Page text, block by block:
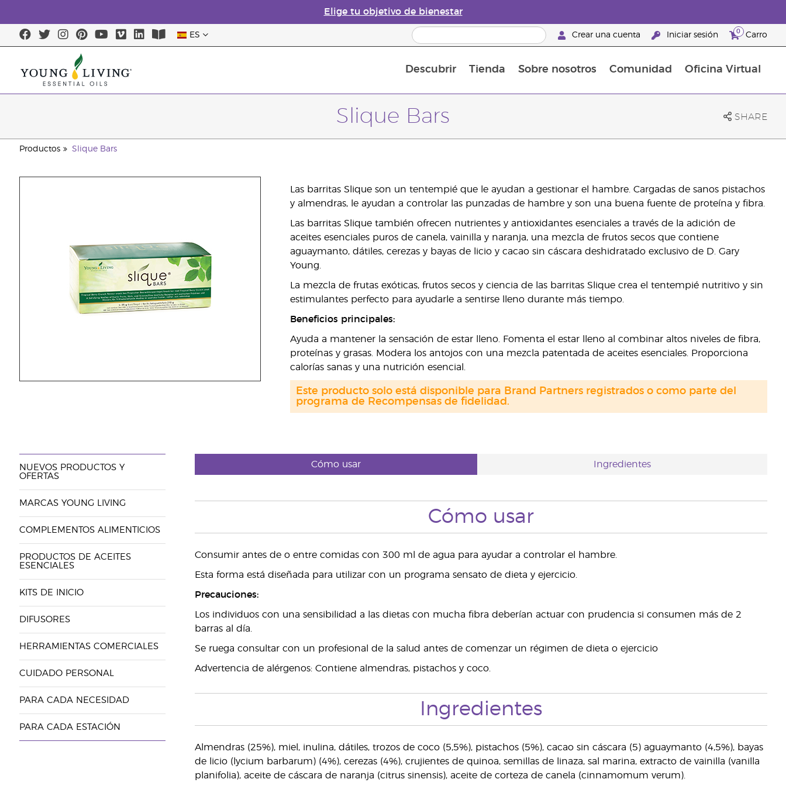
Elige tu objetivo de bienestar
ES Crear una cuenta Iniciar sesión 0 Carro
Descubrir Tienda Sobre nosotros Comunidad Oficina Virtual
Slique Bars SHARE
Productos Slique Bars
Las barritas Slique son un tentempié que le ayudan a gestionar el hambre. Cargadas de sanos pistachos
y almendras, le ayudan a controlar las punzadas de hambre y son una buena fuente de proteína y fibra.
Las barritas Slique también ofrecen nutrientes y antioxidantes esenciales a través de la adición de
aceites esenciales puros de canela, vainilla y naranja, una mezcla de frutos secos que contiene
aguaymanto, dátiles, cerezas y bayas de licio y cacao sin cáscara deshidratado exclusivo de D. Gary
Young.
La mezcla de frutas exóticas, frutos secos y ciencia de las barritas Slique crea el tentempié nutritivo y sin
estimulantes perfecto para ayudarle a sentirse lleno durante más tiempo.
Beneficios principales:
Ayuda a mantener la sensación de estar lleno. Fomenta el estar lleno al combinar altos niveles de fibra,
proteínas y grasas. Modera los antojos con una mezcla patentada de aceites esenciales. Proporciona
calorías sanas y una nutrición esencial.
Este producto solo está disponible para Brand Partners registrados o como parte del
programa de Recompensas de fidelidad.
NUEVOS PRODUCTOS Y
OFERTAS
MARCAS YOUNG LIVING
COMPLEMENTOS ALIMENTICIOS
PRODUCTOS DE ACEITES
ESENCIALES
KITS DE INICIO
DIFUSORES
HERRAMIENTAS COMERCIALES
CUIDADO PERSONAL
PARA CADA NECESIDAD
PARA CADA ESTACIÓN
Cómo usar Ingredientes
Cómo usar
Consumir antes de o entre comidas con 300 ml de agua para ayudar a controlar el hambre.
Esta forma está diseñada para utilizar con un programa sensato de dieta y ejercicio.
Precauciones:
Los individuos con una sensibilidad a las dietas con mucha fibra deberían actuar con prudencia si consumen más de 2
barras al día.
Se ruega consultar con un profesional de la salud antes de comenzar un régimen de dieta o ejercicio
Advertencia de alérgenos: Contiene almendras, pistachos y coco.
Ingredientes
Almendras (25%), miel, inulina, dátiles, trozos de coco (5,5%), pistachos (5%), cacao sin cáscara (5) aguaymanto (4,5%), bayas
de licio (lycium barbarum) (4%), cerezas (4%), crujientes de quinoa, semillas de linaza, sal marina, extracto de vainilla (vanilla
planifolia), aceite de cáscara de naranja (citrus sinensis), aceite de corteza de canela (cinnamomum verum).